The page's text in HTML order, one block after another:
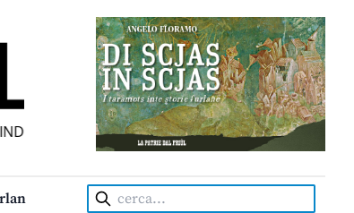
• INDEPENDENT FRIULIAN MONTHLY •
Cerca: